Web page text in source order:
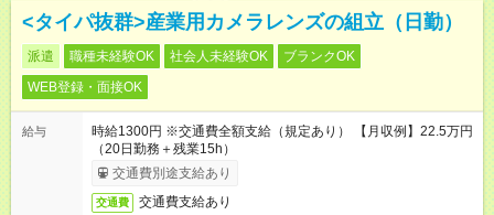
<タイパ抜群>産業用カメラレンズの組立（日勤）
派遣 職種未経験OK 社会人未経験OK
ブランクOK
WEB登録・面接OK
給与
時給1300円 ※交通費全額支給（規定あり） 【月収例】22.5万円
（20日勤務＋残業15h）
交通費別途支給あり
交通費 交通費支給あり